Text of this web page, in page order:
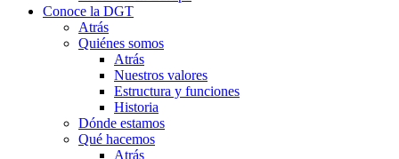
Conoce la DGT
Atrás
Quiénes somos
Atrás
Nuestros valores
Estructura y funciones
Historia
Dónde estamos
Qué hacemos
Atrás